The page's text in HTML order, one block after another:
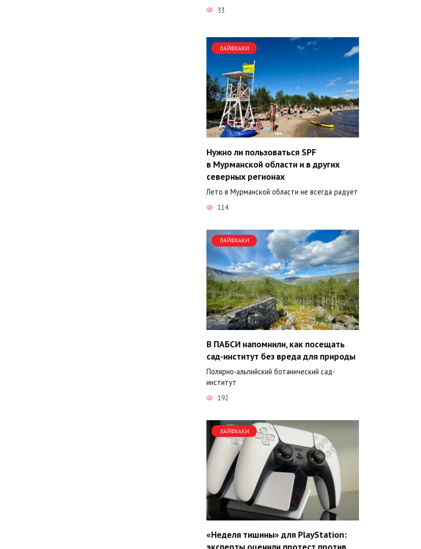
33
ЛАЙФХАКИ
Нужно ли пользоваться SPF
в Мурманской области и в других
северных регионах
Лето в Мурманской области не всегда радует
114
ЛАЙФХАКИ
В ПАБСИ напомнили, как посещать
сад-институт без вреда для природы
Полярно-альпийский ботанический сад-
институт
192
ЛАЙФХАКИ
«Неделя тишины» для PlayStation: